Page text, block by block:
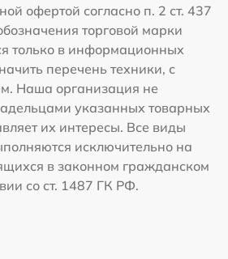
офертой согласно п. 2 ст. 437
торговой марки
только в информационных
перечень техники, с
Наша организация не
указанных товарных
их интересы. Все виды
исключительно на
в законном гражданском
со ст. 1487 ГК РФ.